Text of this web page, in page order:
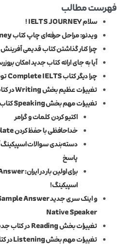
فهرست مطالب
سلام IELTS JOURNEY !
ویدئو: مراحل حرفه‌ای چاپ کتاب IELTS Journey
چرا کنار گذاشتن کتاب قدیمی
آیا به جای ارائه کتاب جدید امکان
چرا دیگر کتاب Complete IELTS توصیه نمی‌شود؟
تغییرات عظیم بخش Writing در کتاب جدید
تغییرات مهم بخش Speaking کتاب جدید
اکتیو کردن کلمات و گرامر
خداحافظی با حفظ کردن Template
دسته‌بندی سوالات اسپیکینگ
پاسخ
اسپیکینگ!
Native Speaker
تغییرات بخش Reading در کتاب جدید
تغییرات مهم بخش Listening در کتاب جدید